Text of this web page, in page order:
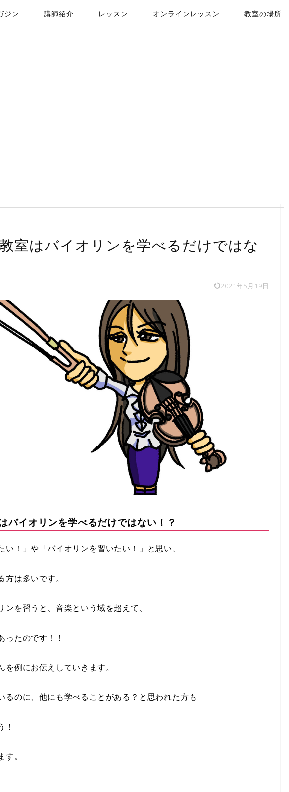
ジン 講師紹介 レッスン オンラインレッスン 教室の場所
室はバイオリンを学べるだけではな
2021年5月19日
バイオリンを学べるだけではない！？
い！」や「バイオリンを習いたい！」と思い、
は多いです。
ンを習うと、音楽という域を超えて、
ったのです！！
例にお伝えしていきます。
るのに、他にも学べることがある？と思われた方も
！
。